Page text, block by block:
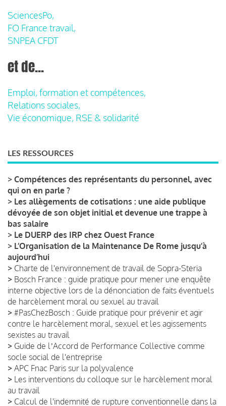
SciencesPo,
FO France travail,
SNPEA CFDT
et de...
Emploi, formation et compétences,
Relations sociales,
Vie économique, RSE & solidarité
LES RESSOURCES
> Compétences des représentants du personnel, avec
qui on en parle ?
> Les allègements de cotisations : une aide publique
dévoyée de son objet initial et devenue une trappe à
bas salaire
> Le DUERP des IRP chez Ouest France
> L’Organisation de la Maintenance De Rome jusqu’à
aujourd’hui
> Charte de l'environnement de travail de Sopra-Steria
> Bosch France : guide pratique pour mener une enquête
interne objective lors de la dénonciation de faits éventuels
de harcèlement moral ou sexuel au travail
> #PasChezBosch : Guide pratique pour prévenir et agir
contre le harcèlement moral, sexuel et les agissements
sexistes au travail
> Guide de lʼAccord de Performance Collective comme
socle social de l'entreprise
> APC Fnac Paris sur la polyvalence
> Les interventions du colloque sur le harcèlement moral
au travail
> Calcul de l'indemnité de rupture conventionnelle dans la